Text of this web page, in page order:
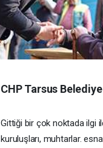
CHP Tarsus
Gittiği bir çok noktada ilgi
kuruluşları, muhtarlar.